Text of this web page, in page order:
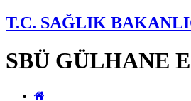
T.C. SAĞLIK
SBÜ GÜLHANE